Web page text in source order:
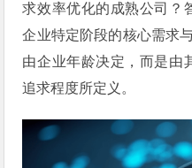
求效率优化的成熟公司？
企业特定阶段的核心需求
由企业年龄决定，而是由
追求程度所定义。